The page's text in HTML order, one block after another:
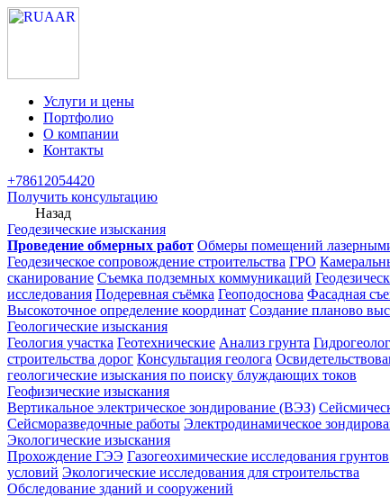
Услуги и цены
Портфолио
О компании
Контакты
+78612054420
Получить консультацию
Назад
Геодезические изыскания
Проведение обмерных работ Обмеры помещений
Геодезическое сопровождение строительства ГРО
сканирование Съемка подземных коммуникаций
исследования Подеревная съёмка Геоподоснова Фасадная
Высокоточное определение координат Создание планово
Геологические изыскания
Геология участка Геотехнические Анализ грунта
строительства дорог Консультация геолога
геологические изыскания по поиску блуждающих токов
Геофизические изыскания
Вертикальное электрическое зондирование (ВЭЗ)
Сейсморазведочные работы Электродинамическое
Экологические изыскания
Прохождение ГЭЭ Газогеохимические исследования грунтов
условий Экологические исследования для строительства
Обследование зданий и сооружений